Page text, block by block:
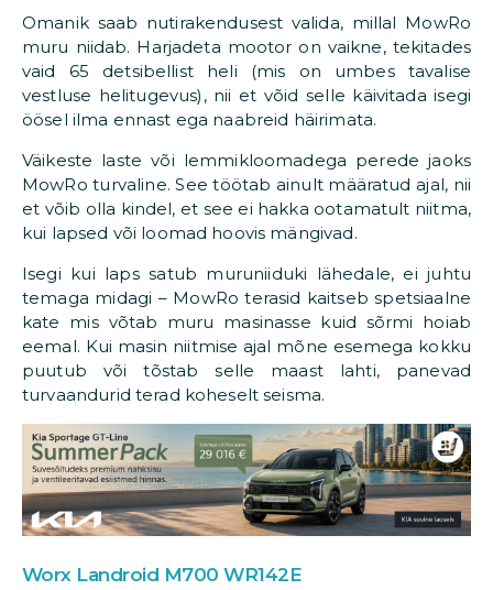
Omanik saab nutirakendusest valida, millal MowRo
muru niidab. Harjadeta mootor on vaikne, tekitades
vaid 65 detsibellist heli (mis on umbes tavalise
vestluse helitugevus), nii et võid selle käivitada isegi
öösel ilma ennast ega naabreid häirimata.
Väikeste laste või lemmikloomadega perede jaoks
MowRo turvaline. See töötab ainult määratud ajal, nii
et võib olla kindel, et see ei hakka ootamatult niitma,
kui lapsed või loomad hoovis mängivad.
Isegi kui laps satub muruniiduki lähedale, ei juhtu
temaga midagi – MowRo terasid kaitseb spetsiaalne
kate mis võtab muru masinasse kuid sõrmi hoiab
eemal. Kui masin niitmise ajal mõne esemega kokku
puutub või tõstab selle maast lahti, panevad
turvaandurid terad koheselt seisma.
Worx Landroid M700 WR142E